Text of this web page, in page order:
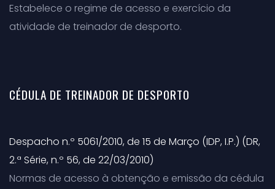
Estabelece o regime de acesso e exercício da
atividade de treinador de desporto.
CÉDULA DE TREINADOR DE DESPORTO
Despacho n.º 5061/2010, de 15 de Março (IDP, I.P.) (DR,
2.ª Série, n.º 56, de 22/03/2010)
Normas de acesso à obtenção e emissão da cédula